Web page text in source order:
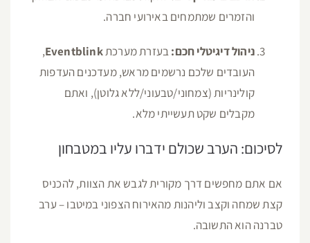
והזמרים שמתמחים באירועי חברה.
ניהול דיגיטלי חכם:בעזרת מערכתEventblink
,
העובדים שלכם נרשמים מראש, מעדכנים העדפות
קולינריות (צמחוני/טבעוני/ללא גלוטן), ואתם
מקבלים שקט תעשייתי מלא.
לסיכום: הערב שכולם ידברו עליו במטבחון
אם אתם מחפשים דרך מקורית לגבש את הצוות, להכניס
קצת שמחה וקצב וליהנות מהאירוח הצפוני במיטבו – ערב
טברנה הוא התשובה.